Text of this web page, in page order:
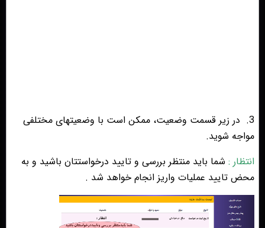
3.
در زیر قسمت وضعیت، ممکن است با وضعیتهای مختلفی
مواجه شوید.
انتظار : شما باید منتظر بررسی و تایید درخواستتان باشید و به
محض تایید عملیات واریز انجام خواهد شد .